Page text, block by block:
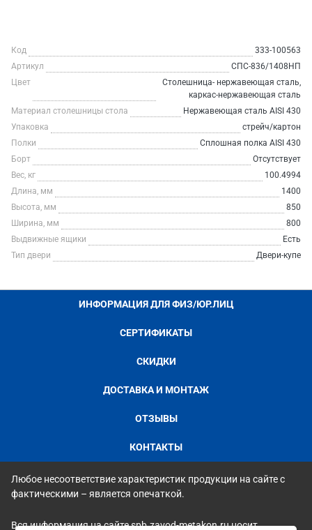
Код
333-100563
Артикул
СПС-836/1408НП
Цвет
Столешница- нержавеющая сталь,
каркас-нержавеющая сталь
Материал столешницы стола
Нержавеющая сталь AISI 430
Упаковка
стрейч/картон
Полки
Сплошная полка AISI 430
Борт
Отсутствует
Вес, кг
100.4994
Длина, мм
1400
Высота, мм
850
Ширина, мм
800
Выдвижные ящики
Есть
Тип двери
Двери-купе
ИНФОРМАЦИЯ ДЛЯ ФИЗ/ЮР.ЛИЦ
СЕРТИФИКАТЫ
СКИДКИ
ДОСТАВКА И МОНТАЖ
ОТЗЫВЫ
КОНТАКТЫ
Любое несоответствие характеристик продукции на сайте с
фактическими – является опечаткой.
Вся информация на сайте spb.zavod-metakon.ru носит